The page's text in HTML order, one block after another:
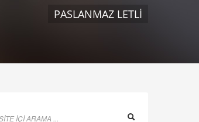
PASLANMAZ LETLİ